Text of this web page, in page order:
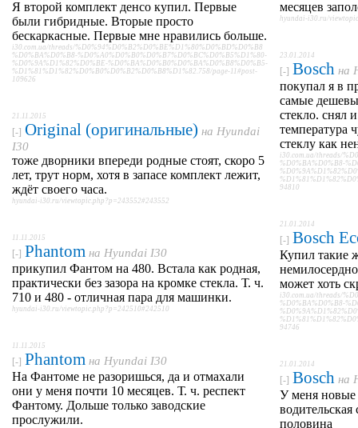
Я второй комплект денсо купил. Первые
были гибридные. Вторые просто
бескаркасные. Первые мне нравились больше.
i30.com.ua/threads/%D0%94%D0%B2%D0%BE%D1%80%D0%BD%D0%B8
%D0%BA%D0%B8-%D0%A0%D0%B0%D0%B7%D0%BC%D0%B5%D1%80-
%D0%9A%D1%82%D0%BE-%D0%BA%D0%B0%D0%BA%D0%B8%D0%B5-
%D1%81%D1%82%D0%B0%D0%B2%D0%B8%D1%82.758/page-11#post-
109626
21.11.2015
[-] Original (оригинальные) на Hyundai
I30
тоже дворники впереди родные стоят, скоро 5
лет, трут норм, хотя в запасе комплект лежит,
ждёт своего часа.
hyundai-i30.ru/viewtopic.php?p=243552#243552
11.11.2015
[-] Phantom на Hyundai I30
прикупил Фантом на 480. Встала как родная,
практически без зазора на кромке стекла. Т. ч.
710 и 480 - отличная пара для машинки.
hyundai-i30.ru/viewtopic.php?p=242510#242510
11.11.2015
[-] Phantom на Hyundai I30
На Фантоме не разоришься, да и отмахали
они у меня почти 10 месяцев. Т. ч. респект
Фантому. Дольше только заводские
прослужили.
месяцев
hyundai-i30.ru/
23.01.2014
[-] Bosch на
покупал я в
самые
стекло. снял
температура
стеклу как
i30.com.ua/threads/
%D0%BA%D0%B8-
94810
21.01.2014
[-] Bosch
Купил такие
может хоть
i30.com.ua/threads/
%D0%BA%D0%B8-
94746
21.01.2014
[-] Bosch на
У меня новые
водительская
половина